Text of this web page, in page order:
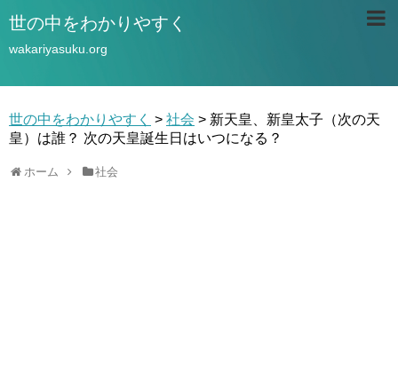
世の中をわかりやすく
wakariyasuku.org
世の中をわかりやすく > 社会 > 新天皇、新皇太子（次の天
皇）は誰？ 次の天皇誕生日はいつになる？
ホーム 社会